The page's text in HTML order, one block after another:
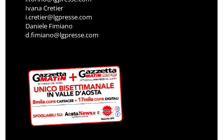
Ivana Cretier
i.cretier@lgpresse.com
Daniele Fimiano
d.fimiano@lgpresse.com